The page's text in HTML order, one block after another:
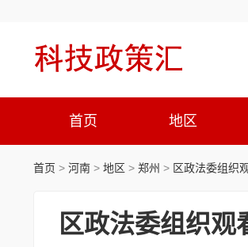
首页 地区
首页 > 河南 > 地区 > 郑州 > 区政法委组织
区政法委组织